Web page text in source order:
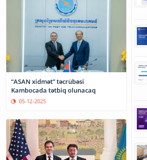
“ASAN xidmət” təcrübəsi
Kambocada tətbiq olunacaq
05-12-2025